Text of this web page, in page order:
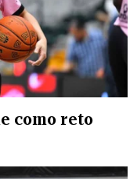
como reto